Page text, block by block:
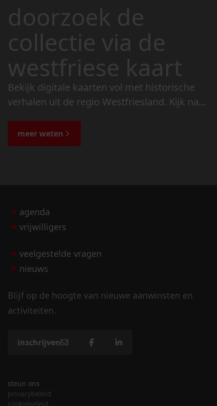
doorzoek de
collectie via de
westfriese kaart
Bekijk digitale kaarten vol met historische
verhalen uit de regio Westfriesland. Kijk naar
de bijzondere verhalen.
meer weten
agenda
vrijwilligers
veelgestelde vragen
nieuws
Blijf op de hoogte van nieuwe aanwinsten en
activiteiten.
inschrijven
steun ons
privacybeleid
cookiebeleid